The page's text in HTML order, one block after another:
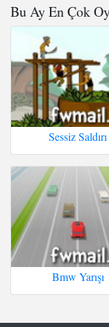
Bu Ay En Çok
Sessiz Saldırı
Bmw Yarışı